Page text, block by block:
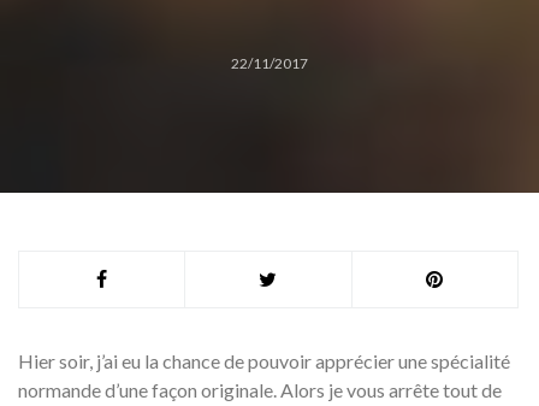
22/11/2017
Hier soir, j’ai eu la chance de pouvoir apprécier une spécialité
normande d’une façon originale. Alors je vous arrête tout de